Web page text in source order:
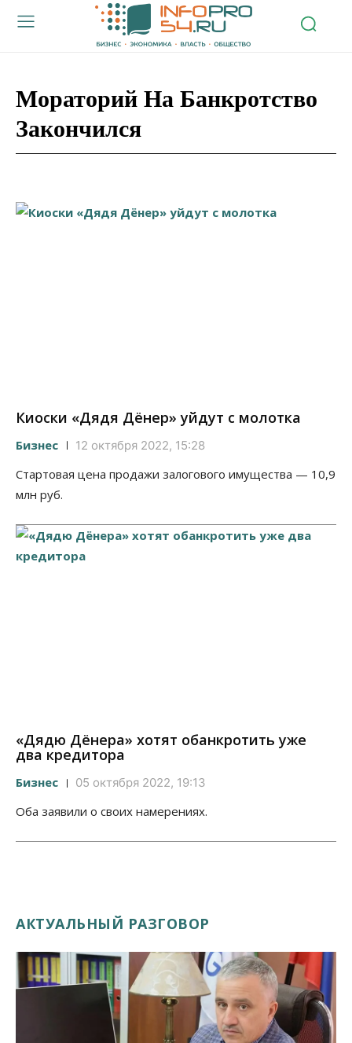
Мораторий На Банкротство
Закончился
Киоски «Дядя Дёнер» уйдут с молотка
Бизнес 12 октября 2022, 15:28
Стартовая цена продажи залогового имущества — 10,9
млн руб.
«Дядю Дёнера» хотят обанкротить уже
два кредитора
Бизнес 05 октября 2022, 19:13
Оба заявили о своих намерениях.
АКТУАЛЬНЫЙ РАЗГОВОР